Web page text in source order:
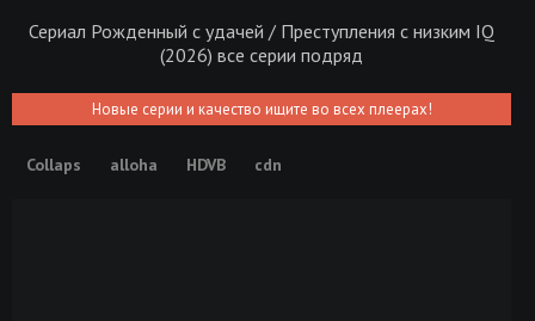
Сериал Рожденный с удачей / Преступления с низким IQ
(2026) все серии подряд
Новые серии и качество ищите во всех плеерах!
Collaps alloha HDVB cdn